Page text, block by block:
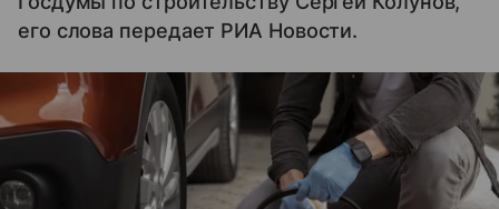
его слова передает РИА Новости.